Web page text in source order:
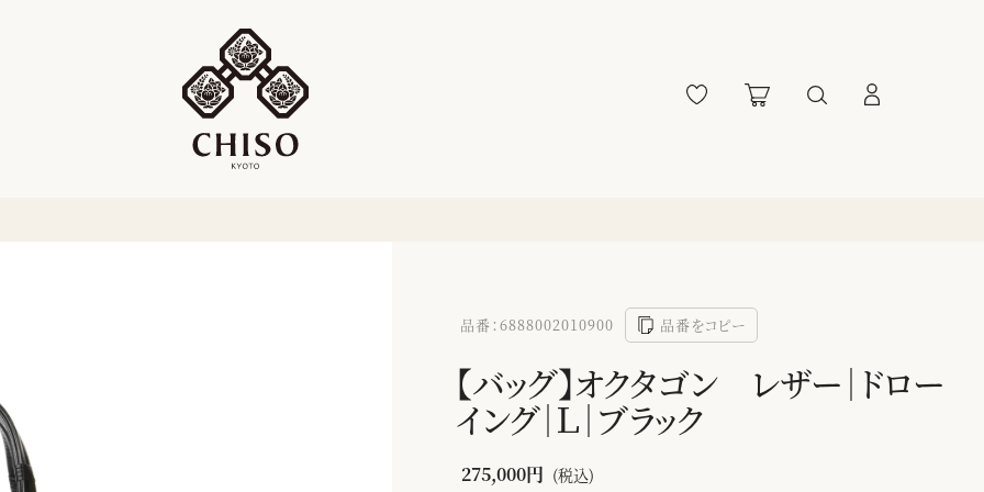
品番：6888002010900 品番をコピー
【バッグ】オクタゴン レザー｜ドロー
イング｜Ｌ｜ブラック
275,000円 (税込)